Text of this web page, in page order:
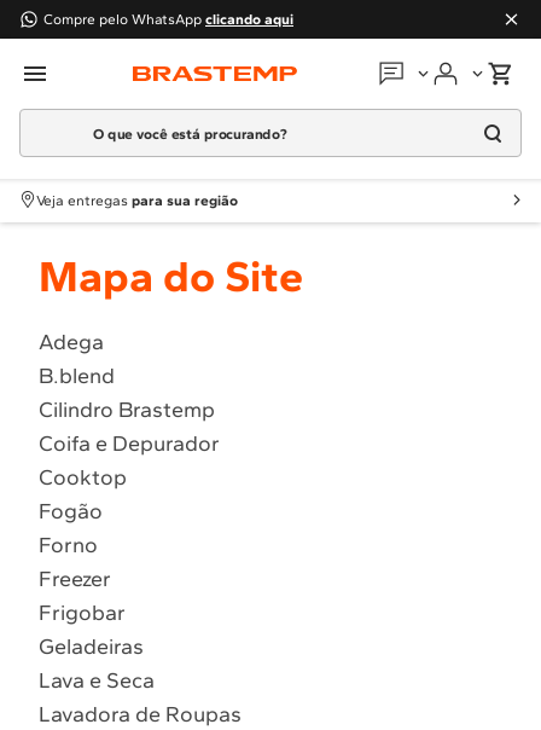
Compre pelo WhatsApp clicando aqui
Em que podemos
Atendimento Brastemp
Localizar assistência técnica
O que você está procurando?
Termos mais buscados
1º Geladeira
2
Fogao
4 º Lava Louça
5 º Cooktop
6º Microondas Brastemp
7º Forno
8º Embutir
9º Lava Seca
Veja entregas para sua região
Mapa do Site
Adega
B.blend
Cilindro Brastemp
Coifa e Depurador
Cooktop
Fogão
Forno
Freezer
Frigobar
Geladeiras
Lava e Seca
Lavadora de Roupas